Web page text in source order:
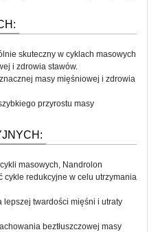
skuteczny w cyklach masowych
i zdrowia stawów.
masy mięśniowej i zdrowia
przyrostu masy
masowych, Nandrolon
cykle redukcyjne w celu utrzymania
lepszej twardości mięśni i utraty
beztłuszczowej masy